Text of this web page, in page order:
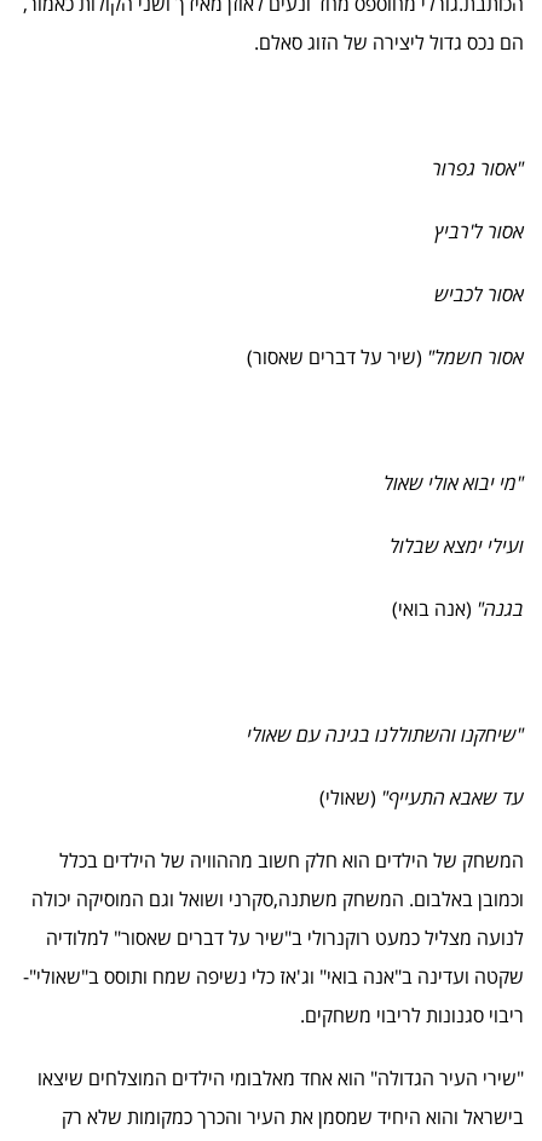
הם נכס גדול ליצירה של הזוג סאלם.
"אסור גפרור
אסור ל'רביץ
אסור לכביש
אסור חשמל" (שיר על דברים שאסור)
"מי יבוא אולי שאול
ועילי ימצא שבלול
בגנה" (אנה בואי)
"שיחקנו והשתוללנו בגינה עם שאולי
עד שאבא התעייף" (שאולי)
המשחק של הילדים הוא חלק חשוב מההוויה של הילדים בכלל
וכמובן באלבום. המשחק משתנה,סקרני ושואל וגם המוסיקה יכולה
לנועה מצליל כמעט רוקנרולי ב"שיר על דברים שאסור" למלודיה
שקטה ועדינה ב"אנה בואי" וג'אז כלי נשיפה שמח ותוסס ב"שאולי"-
ריבוי סגנונות לריבוי משחקים.
"שירי העיר הגדולה" הוא אחד מאלבומי הילדים המוצלחים שיצאו
בישראל והוא היחיד שמסמן את העיר והכרך כמקומות שלא רק